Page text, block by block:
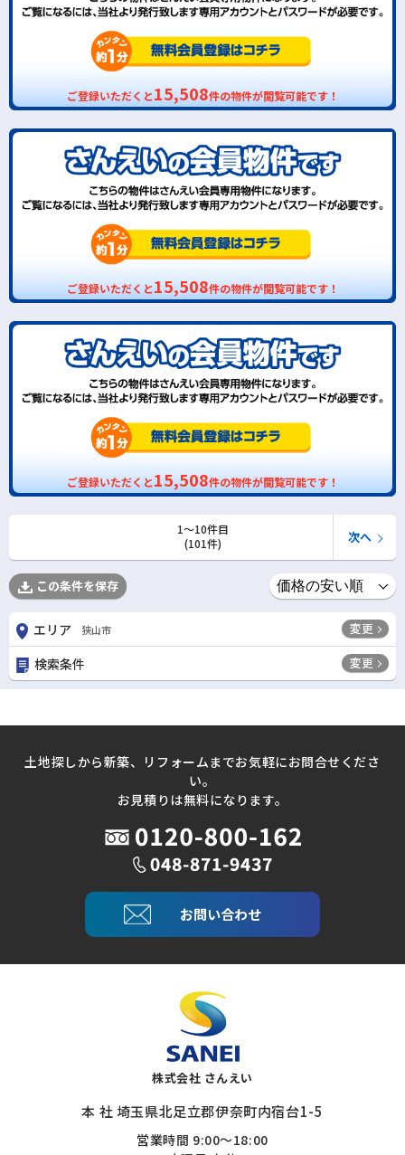
ご登録いただくと15,508件の物件が閲覧可能です！
ご登録いただくと15,508件の物件が閲覧可能です！
ご登録いただくと15,508件の物件が閲覧可能です！
1〜10件目
(101件)
次へ
この条件を保存
エリア 狭山市 変更
検索条件 変更
土地探しから新築、リフォームまでお気軽にお問合せくださ
い。
お見積りは無料になります。
お問い合わせ
株式会社 さんえい
本 社 埼玉県北足立郡伊奈町内宿台1-5
営業時間 9:00～18:00